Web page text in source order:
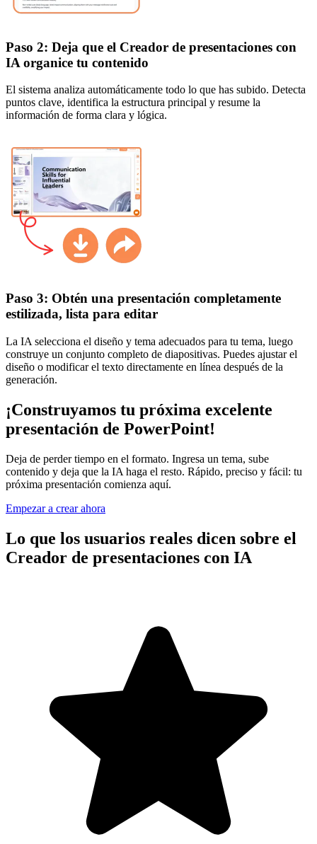
Paso 2: Deja que el Creador de presentaciones con
IA organice tu contenido
El sistema analiza automáticamente todo lo que has subido. Detecta
puntos clave, identifica la estructura principal y resume la
información de forma clara y lógica.
Paso 3: Obtén una presentación completamente
estilizada, lista para editar
La IA selecciona el diseño y tema adecuados para tu tema, luego
construye un conjunto completo de diapositivas. Puedes ajustar el
diseño o modificar el texto directamente en línea después de la
generación.
¡Construyamos tu próxima excelente
presentación de PowerPoint!
Deja de perder tiempo en el formato. Ingresa un tema, sube
contenido y deja que la IA haga el resto. Rápido, preciso y fácil: tu
próxima presentación comienza aquí.
Empezar a crear ahora
Lo que los usuarios reales dicen sobre el
Creador de presentaciones con IA